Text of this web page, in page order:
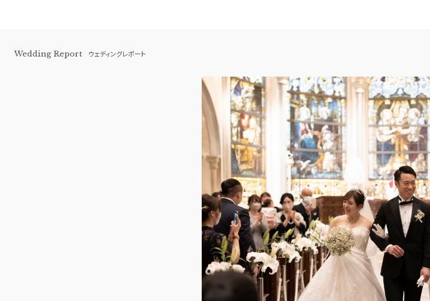
青山セントグレース大聖堂
Wedding Report ウェディングレポート